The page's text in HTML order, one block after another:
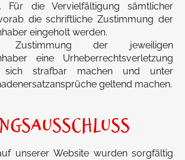
Für die Vervielfältigung sämtlicher
die schriftliche Zustimmung der
eingeholt werden.
der jeweiligen
eine Urheberrechtsverletzung
sich strafbar machen und unter
geltend machen.
unserer Website wurden sorgfältig